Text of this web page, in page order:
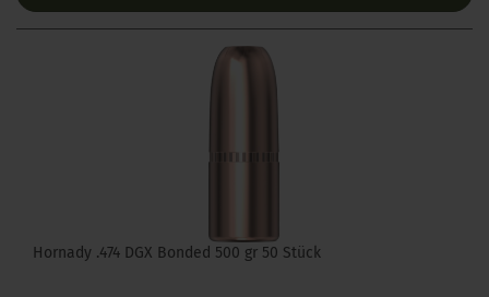
Hornady .474 DGX Bonded 500 gr 50 Stück